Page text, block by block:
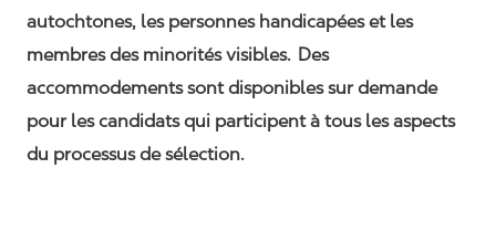
autochtones, les personnes handicapées et les
membres des minorités visibles. Des
accommodements sont disponibles sur demande
pour les candidats qui participent à tous les aspects
du processus de sélection.